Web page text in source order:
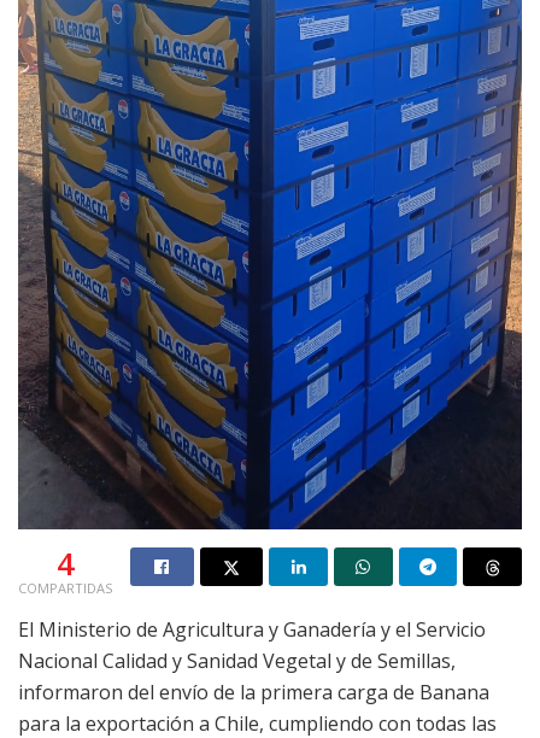
4
COMPARTIDAS
El Ministerio de Agricultura y Ganadería y el Servicio
Nacional Calidad y Sanidad Vegetal y de Semillas,
informaron del envío de la primera carga de Banana
para la exportación a Chile, cumpliendo con todas las